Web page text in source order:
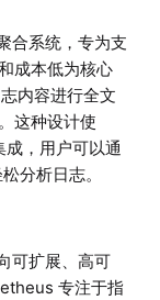
合系统，专为支
成本低为核心
内容进行全文
这种设计使
，用户可以通
分析日志。
可扩展、高可
专注于指